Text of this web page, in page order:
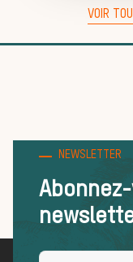
VOIR
NEWSLETTER